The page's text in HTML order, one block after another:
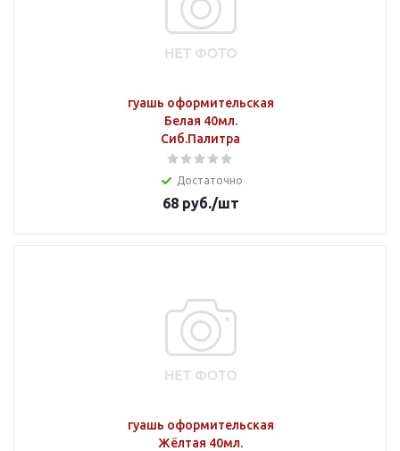
гуашь оформительская
Белая 40мл.
Сиб.Палитра
Достаточно
68руб./шт
гуашь оформительская
Жёлтая 40мл.